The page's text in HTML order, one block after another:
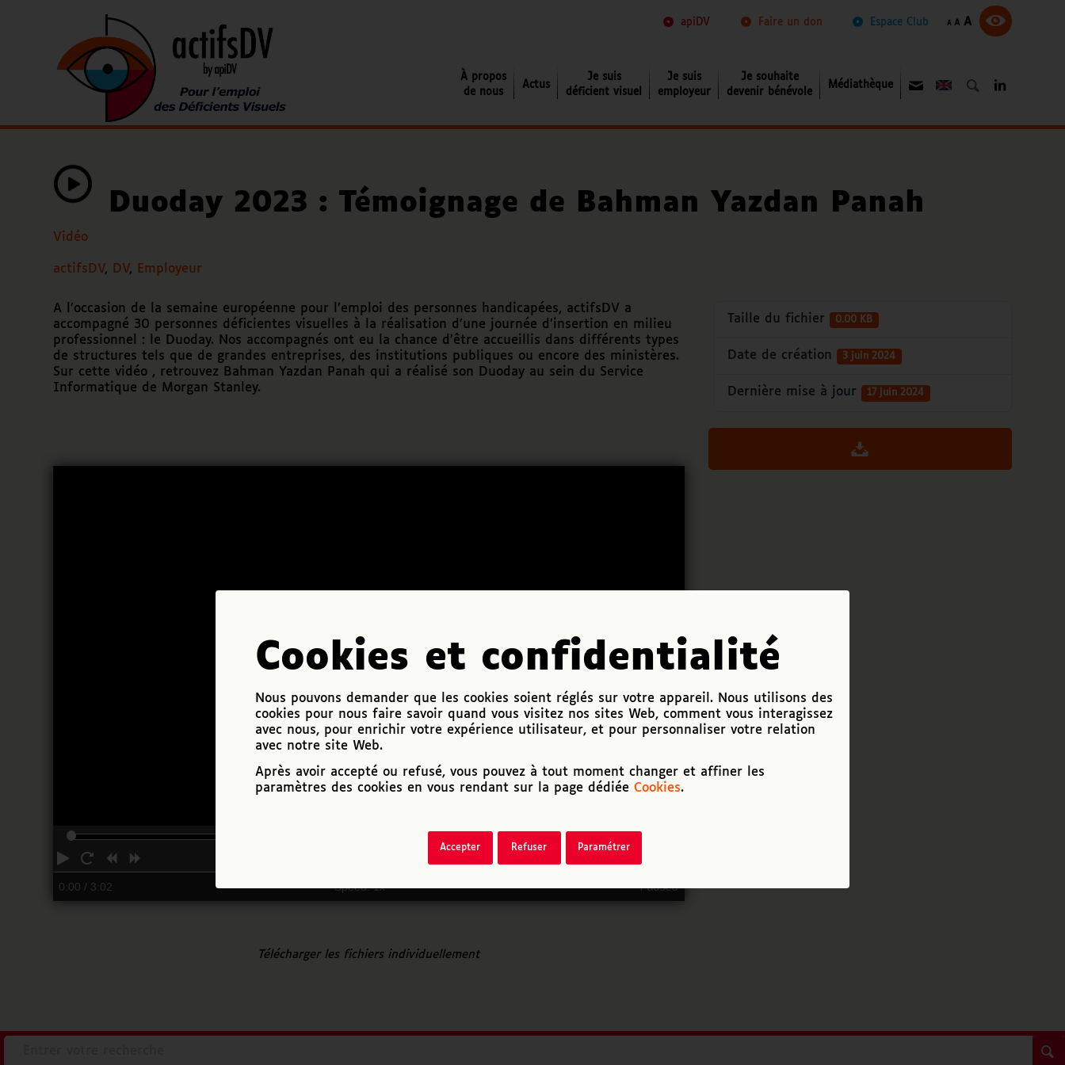
Cookies et confidentialité
Nous pouvons demander que les cookies soient réglés sur votre appareil. Nous utilisons des
cookies pour nous faire savoir quand vous visitez nos sites Web, comment vous interagissez
avec nous, pour enrichir votre expérience utilisateur, et pour personnaliser votre relation
avec notre site Web.
Après avoir accepté ou refusé, vous pouvez à tout moment changer et affiner les
paramètres des cookies en vous rendant sur la page dédiée Cookies.
Accepter Refuser Paramétrer
apiDV Faire un don Espace Club A Diminuer
A Réinitialiser
AAugmenter
la
taille
À propos
de nous
Actus
Je suis déficient visuel
Je suis
déficient visuel
Je suis
employeur
Je souhaite
devenir bénévole
Médiathèque About
Duoday 2023 : Témoignage de Bahman Yazdan Panah
Vidéo
actifsDV, DV, Employeur
A l’occasion de la semaine européenne pour l’emploi des personnes handicapées, actifsDV a
accompagné 30 personnes déficientes visuelles à la réalisation d’une journée d’insertion en milieu
professionnel : le Duoday. Nos accompagnés ont eu la chance d’être accueillis dans différents types
de structures tels que de grandes entreprises, des institutions publiques ou encore des ministères.
Sur cette vidéo , retrouvez Bahman Yazdan Panah qui a réalisé son Duoday au sein du Service
Informatique de Morgan Stanley.
Play RestartRewind Preferences
0:00 / 3:02 Speed: 1x Paused
Télécharger les fichiers individuellement
Taille du fichier 0.00 KB
Date de création 3 juin 2024
Dernière mise à jour 17 juin 2024